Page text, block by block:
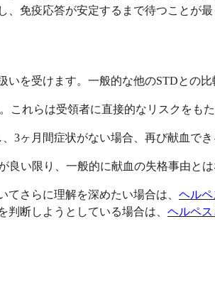
免疫応答が安定するまで待つことが最
を受けます。一般的な他のSTDとの比
れらは受領者に直接的なリスクをもた
3ヶ月間症状がない場合、再び献血でき
い限り、一般的に献血の失格事由とは
さらに理解を深めたい場合は、 ヘル
断しようとしている場合は、 ヘルペ